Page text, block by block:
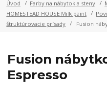
Úvod Farby na nábytok a steny
HOMESTEAD HOUSE Milk paint
štruktúrovacie prísady
Fusion
Fusion
Espresso